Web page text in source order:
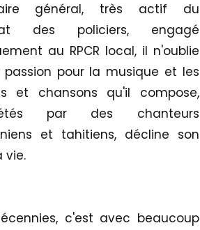
général, très actif du
des policiers, engagé
au RPCR local, il n'oublie
passion pour la musique et les
et chansons qu'il compose,
par des chanteurs
et tahitiens, décline son
vie.
c'est avec beaucoup